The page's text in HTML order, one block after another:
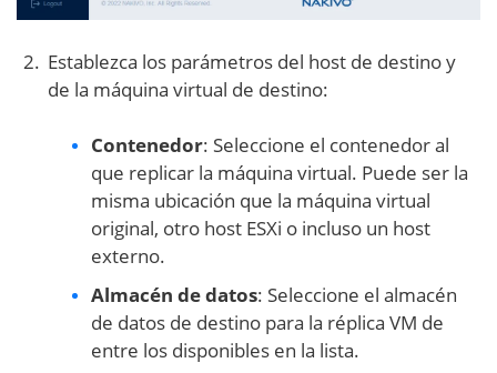
Establezca los parámetros del host de destino y
de la máquina virtual de destino:
Contenedor: Seleccione el contenedor al
que replicar la máquina virtual. Puede ser la
misma ubicación que la máquina virtual
original, otro host ESXi o incluso un host
externo.
Almacén de datos: Seleccione el almacén
de datos de destino para la réplica VM de
entre los disponibles en la lista.